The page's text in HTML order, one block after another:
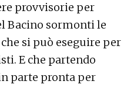
provvisorie per
Bacino sormonti le
si può eseguire per
E che partendo
parte pronta per